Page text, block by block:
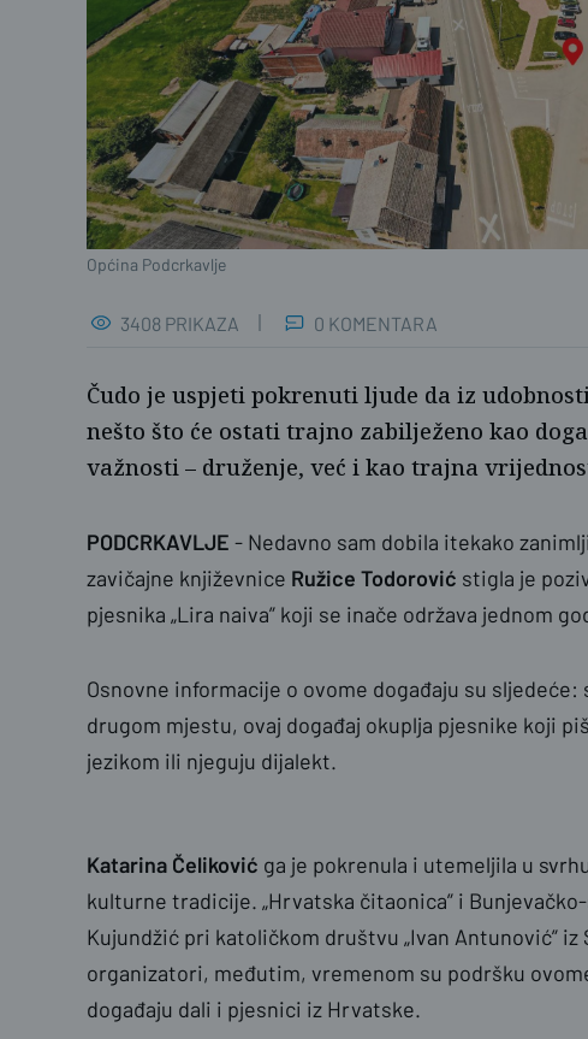
Općina Podcrkavlje
3408 PRIKAZA 0 KOMENTARA
Čudo je uspjeti pokrenuti ljude da iz
nešto što će ostati trajno zabilježeno kao
važnosti – druženje, već i kao trajna
PODCRKAVLJE - Nedavno sam dobila itekako
zavičajne književnice Ružice Todorović stigla je
pjesnika „Lira naiva” koji se inače održava jednom
Osnovne informacije o ovome događaju su
drugom mjestu, ovaj događaj okuplja pjesnike koji
jezikom ili njeguju dijalekt.
Katarina Čeliković ga je pokrenula i utemeljila u
kulturne tradicije. „Hrvatska čitaonica” i
Kujundžić pri katoličkom društvu „Ivan Antunović”
organizatori, međutim, vremenom su podršku
događaju dali i pjesnici iz Hrvatske.